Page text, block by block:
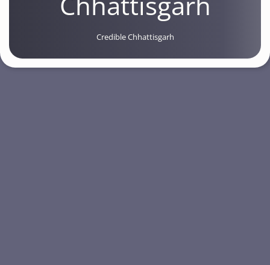
Credible Chhattisgarh